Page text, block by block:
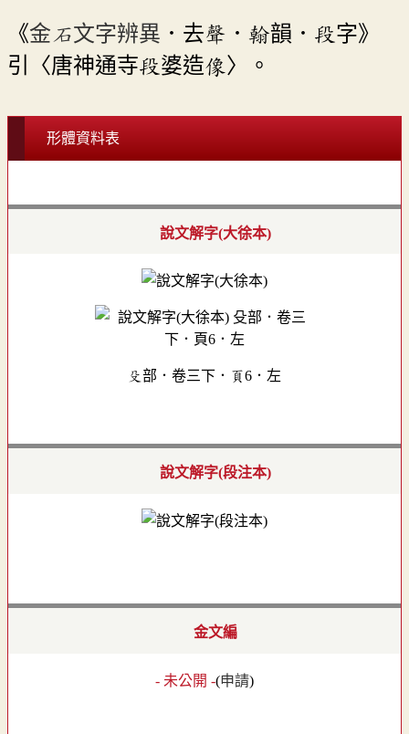
《金石文字辨異 ．去聲．翰韻．段字》
引〈唐神通寺段婆造像〉。
形體資料表
說文解字(大徐本)
殳部．卷三下．頁6．左
說文解字(段注本)
金文編
- 未公開 -(申請)